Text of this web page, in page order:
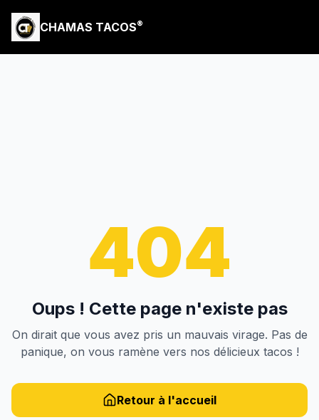
CHAMAS TACOS®
404
Oups ! Cette page n'existe pas
On dirait que vous avez pris un mauvais virage. Pas de
panique, on vous ramène vers nos délicieux tacos !
Retour à l'accueil